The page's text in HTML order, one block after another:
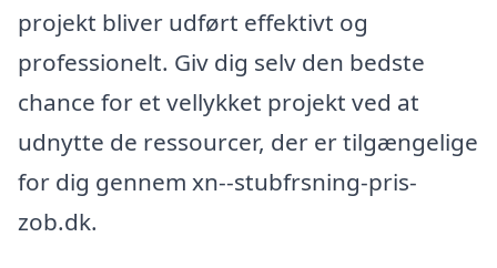
projekt bliver udført effektivt og
professionelt. Giv dig selv den bedste
chance for et vellykket projekt ved at
udnytte de ressourcer, der er tilgængelige
for dig gennem xn--stubfrsning-pris-
zob.dk.